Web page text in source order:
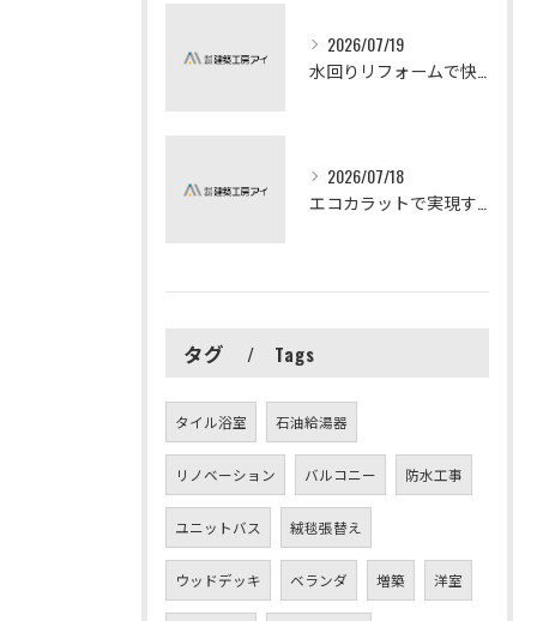
2026/07/19
2026/07/18
タグ Tags
タイル浴室 石油給湯器
リノベーション バルコニー 防水工事
ユニットバス 絨毯張替え
ウッドデッキ ベランダ 増築 洋室